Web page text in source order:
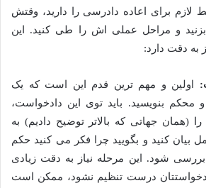
لازم برای اعاده دادرسی را دارید، وقتش
بزنید و مراحل عملی اش را طی کنید. این
به دقت دارد:
اولین و مهم ترین قدم این است که یک
محکم بنویسید. باید توی این دادخواست،
را (همان جهاتی که بالاتر توضیح دادیم) به
بیان کنید و بگویید چرا فکر می کنید حکم
بررسی شود. این مرحله نیاز به دقت زیادی
درست تنظیم نشود، ممکن است